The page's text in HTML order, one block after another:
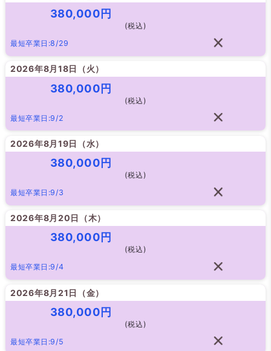
380,000円
(税込)
最短卒業日:8/29
2026年8月18日（火）
380,000円
(税込)
最短卒業日:9/2
2026年8月19日（水）
380,000円
(税込)
最短卒業日:9/3
2026年8月20日（木）
380,000円
(税込)
最短卒業日:9/4
2026年8月21日（金）
380,000円
(税込)
最短卒業日:9/5